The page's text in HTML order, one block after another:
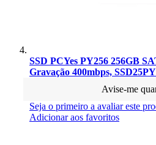
SSD PCYes PY256 256GB
Gravação 400mbps,
Avise-me
Seja o primeiro a avaliar este
Adicionar aos favoritos